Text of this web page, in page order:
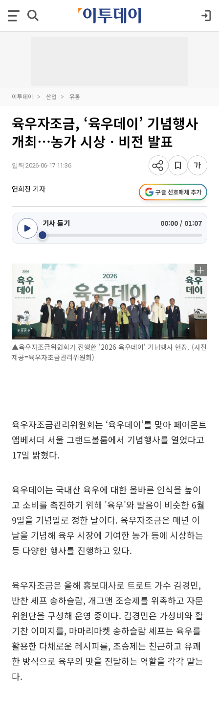
이투데이 산업 유통
육우자조금, ‘육우데이’ 기념행사
개최⋯농가 시상ㆍ비전 발표
입력 2026-06-17 11:36
연희진 기자 구글 선호매체 추가
기사 듣기 00:00 / 01:07
▲육우자조금위원회가 진행한 '2026 육우데이' 기념행사 현장. (사진
제공=육우자조금관리위원회)
육우자조금관리위원회는 ‘육우데이’를 맞아 페어몬트
앰베서더 서울 그랜드볼룸에서 기념행사를 열었다고
17일 밝혔다.
육우데이는 국내산 육우에 대한 올바른 인식을 높이
고 소비를 촉진하기 위해 '육우'와 발음이 비슷한 6월
9일을 기념일로 정한 날이다. 육우자조금은 매년 이
날을 기념해 육우 시장에 기여한 농가 등에 시상하는
등 다양한 행사를 진행하고 있다.
육우자조금은 올해 홍보대사로 트로트 가수 김경민,
반찬 셰프 송하슬람, 개그맨 조승제를 위촉하고 자문
위원단을 구성해 운영 중이다. 김경민은 가성비와 활
기찬 이미지를, 마마리마켓 송하슬람 셰프는 육우를
활용한 다채로운 레시피를, 조승제는 친근하고 유쾌
한 방식으로 육우의 맛을 전달하는 역할을 각각 맡는
다.